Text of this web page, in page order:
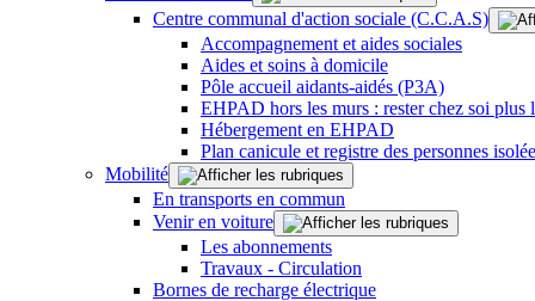
Centre communal d'action sociale (C.C.A.S)
Accompagnement et aides sociales
Aides et soins à domicile
Pôle accueil aidants-aidés (P3A)
EHPAD hors les murs : rester chez soi plus
Hébergement en EHPAD
Plan canicule et registre des personnes
Mobilité
En transports en commun
Venir en voiture
Les abonnements
Travaux - Circulation
Bornes de recharge électrique